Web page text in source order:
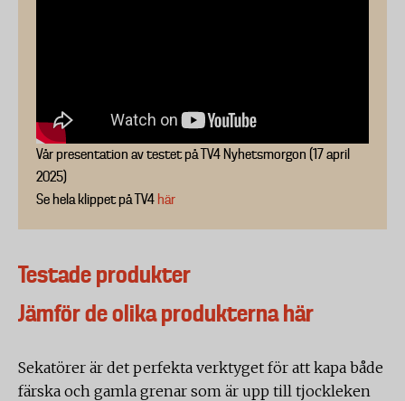
Vår presentation av testet på TV4 Nyhetsmorgon (17 april
2025)
Se hela klippet på TV4 här
Testade produkter
Jämför de olika produkterna här
Sekatörer är det perfekta verktyget för att kapa både
färska och gamla grenar som är upp till tjockleken